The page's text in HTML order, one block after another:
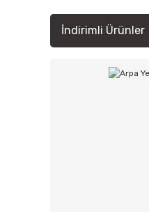
İndirimli Ürünler